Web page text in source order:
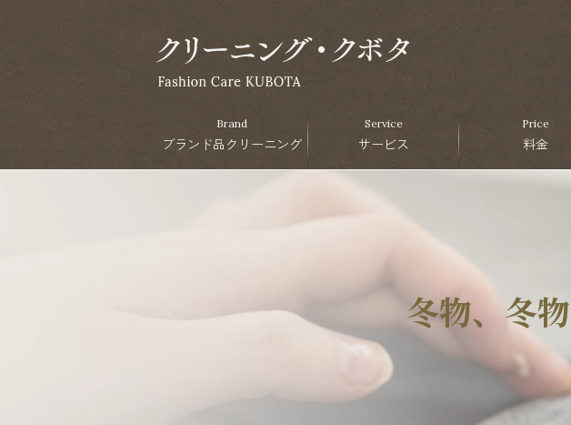
Brand
ブランド品クリーニング
Service
サービス
Price
料金
冬物、冬